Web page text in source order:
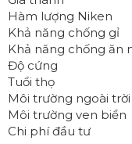
Hàm lượng Niken
Khả năng chống gỉ
Khả năng chống ăn
Độ cứng
Tuổi thọ
Môi trường ngoài trời
Môi trường ven biển
Chi phí đầu tư